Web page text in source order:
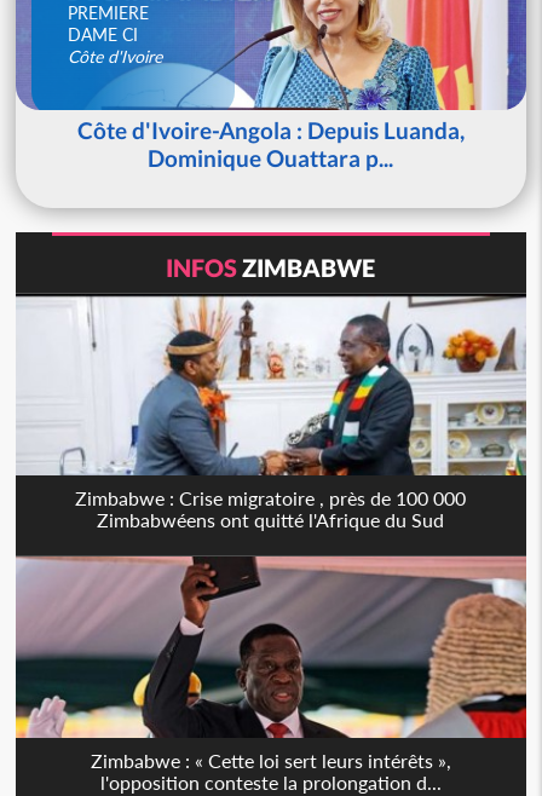
PREMIERE
DAME CI
Côte d'Ivoire
Côte d'Ivoire-Angola : Depuis Luanda,
Dominique Ouattara p...
INFOSZIMBABWE
Zimbabwe : Crise migratoire , près de 100 000
Zimbabwéens ont quitté l'Afrique du Sud
Zimbabwe : « Cette loi sert leurs intérêts »,
l'opposition conteste la prolongation d...